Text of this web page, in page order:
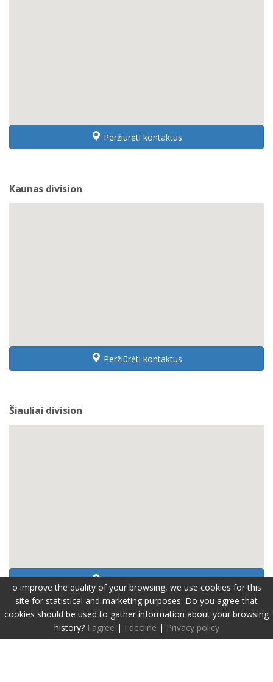
Peržiūrėti kontaktus
Kaunas division
Peržiūrėti kontaktus
Šiauliai division
Peržiūrėti kontaktus
o improve the quality of your browsing, we use cookies for this
site for statistical and marketing purposes. Do you agree that
cookies should be used to gather information about your browsing
history? I agree | I decline | Privacy policy